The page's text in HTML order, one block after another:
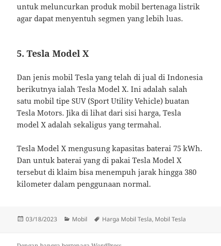
untuk meluncurkan produk mobil bertenaga listrik
agar dapat menyentuh segmen yang lebih luas.
5. Tesla Model X
Dan jenis mobil Tesla yang telah di jual di Indonesia
berikutnya ialah Tesla Model X. Ini adalah salah
satu mobil tipe SUV (Sport Utility Vehicle) buatan
Tesla Motors. Jika di lihat dari sisi harga, Tesla
model X adalah sekaligus yang termahal.
Tesla Model X mengusung kapasitas baterai 75 kWh.
Dan untuk baterai yang di pakai Tesla Model X
tersebut di klaim bisa menempuh jarak hingga 380
kilometer dalam penggunaan normal.
Diposkan
03/18/2023 Kategori
Mobil Tag
Harga Mobil Tesla, Mobil Tesla